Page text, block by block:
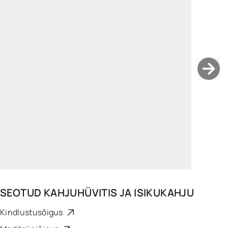
SEOTUD KAHJUHÜVITIS JA ISIKUKAHJU
Kindlustusõigus